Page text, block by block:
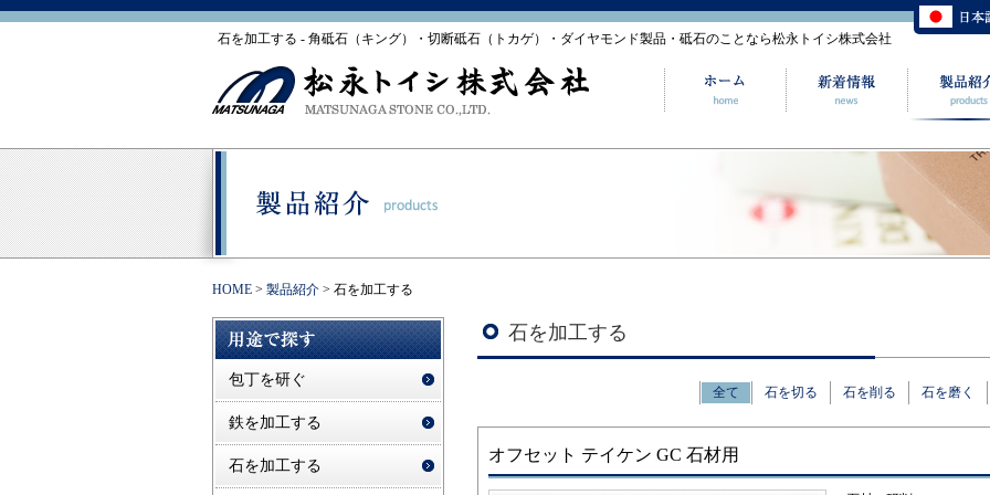
石を加工する - 角砥石（キング）・切断砥石（トカゲ）・ダイヤモンド製品・砥石のことなら松永トイシ株式会社
HOME > 製品紹介 > 石を加工する
石を加工する
全て 石を切る 石を削る 石を磨く
オフセット テイケン GC 石材用
包丁を研ぐ
鉄を加工する
石を加工する